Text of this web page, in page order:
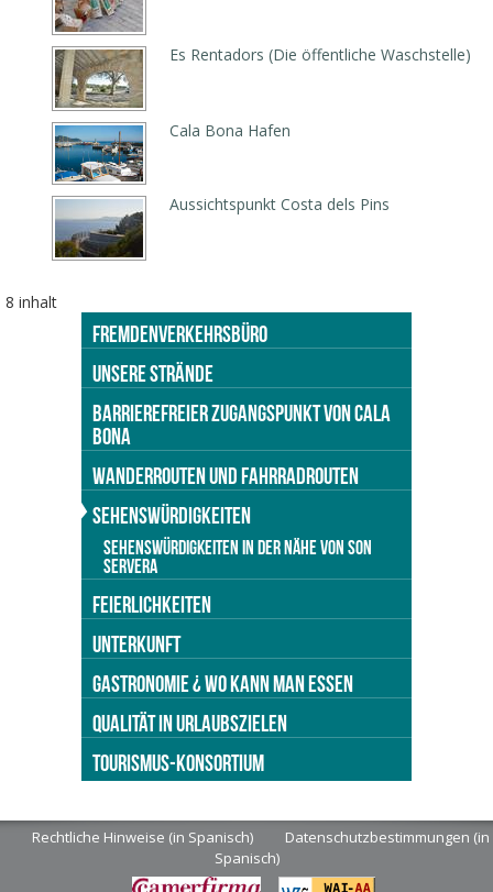
Es Rentadors (Die öffentliche Waschstelle)
Cala Bona Hafen
Aussichtspunkt Costa dels Pins
8 inhalt
FREMDENVERKEHRSBÜRO
UNSERE STRÄNDE
BARRIEREFREIER ZUGANGSPUNKT VON CALA
BONA
WANDERROUTEN UND FAHRRADROUTEN
SEHENSWÜRDIGKEITEN
SEHENSWÜRDIGKEITEN IN DER NÄHE VON SON
SERVERA
FEIERLICHKEITEN
UNTERKUNFT
GASTRONOMIE ¿ WO KANN MAN ESSEN
QUALITÄT IN URLAUBSZIELEN
TOURISMUS-KONSORTIUM
Rechtliche Hinweise (in Spanisch)
Datenschutzbestimmungen (in
Spanisch)